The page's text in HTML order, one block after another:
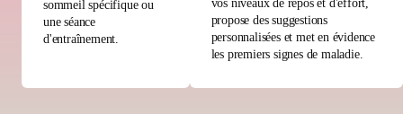
sommeil spécifique ou
une séance
d'entraînement.
vos niveaux de repos et d'effort,
propose des suggestions
personnalisées et met en évidence
les premiers signes de maladie.